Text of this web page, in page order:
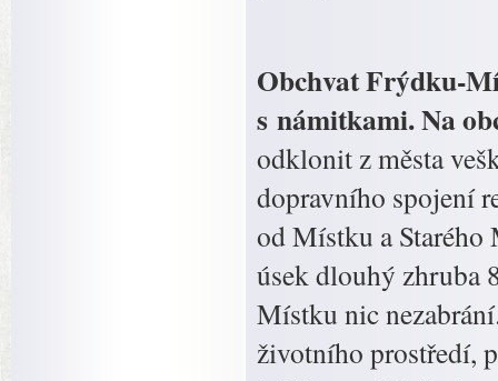
Obchvat Frýdku-
s námitkami. Na
odklonit z města
dopravního spojení
od Místku a Starého
úsek dlouhý zhruba
Místku nic
životního prostředí,